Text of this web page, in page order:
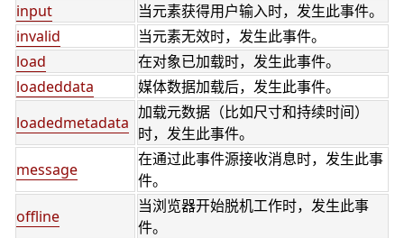
input
当元素获得用户输入时，发生此事件。
invalid
当元素无效时，发生此事件。
load
在对象已加载时，发生此事件。
loadeddata
媒体数据加载后，发生此事件。
loadedmetadata
加载元数据（比如尺寸和持续时间）
时，发生此事件。
message
在通过此事件源接收消息时，发生此事
件。
offline
当浏览器开始脱机工作时，发生此事
件。